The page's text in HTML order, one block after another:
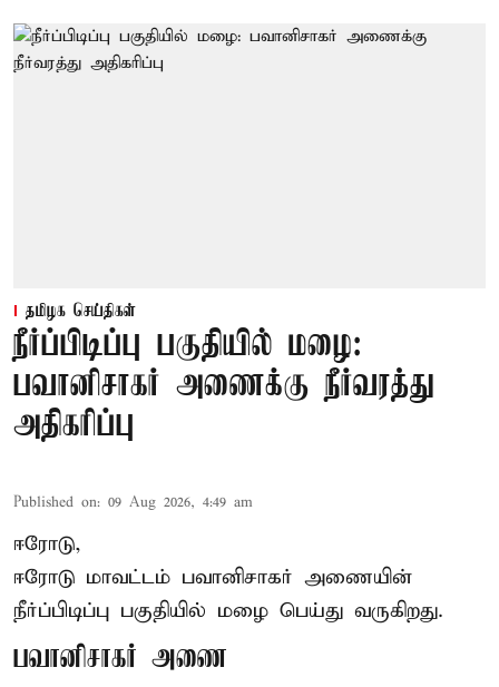
தமிழக செய்திகள்
நீர்ப்பிடிப்பு பகுதியில் மழை:
பவானிசாகர் அணைக்கு நீர்வரத்து
அதிகரிப்பு
Published on: 09 Aug 2026, 4:49 am
ஈரோடு,
ஈரோடு மாவட்டம் பவானிசாகர் அணையின்
நீர்ப்பிடிப்பு பகுதியில் மழை பெய்து வருகிறது.
பவானிசாகர் அணை